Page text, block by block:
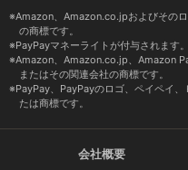
Amazon、Amazon.co.jpおよびその
の商標です。
PayPayマネーライトが付与されます
Amazon、Amazon.co.jp、Amazon
またはその関連会社の商標です。
PayPay、PayPayのロゴ、ペイペイ
たは商標です。
会社概要